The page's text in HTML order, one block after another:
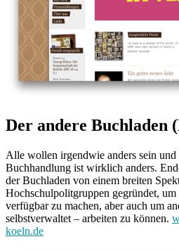
Der andere Buchladen
Alle wollen irgendwie anders sein
Buchhandlung ist wirklich anders.
der Buchladen von einem breiten
Hochschulpolitgruppen gegründet,
verfügbar zu machen, aber auch um
selbstverwaltet – arbeiten zu können.
koeln.de